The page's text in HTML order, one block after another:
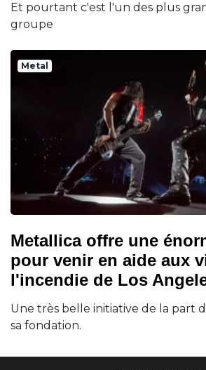
Et pourtant c'est l'un des plus
groupe
Metal
Metallica offre une
pour venir en aide aux
l'incendie de Los
Une très belle initiative de la part
sa fondation.